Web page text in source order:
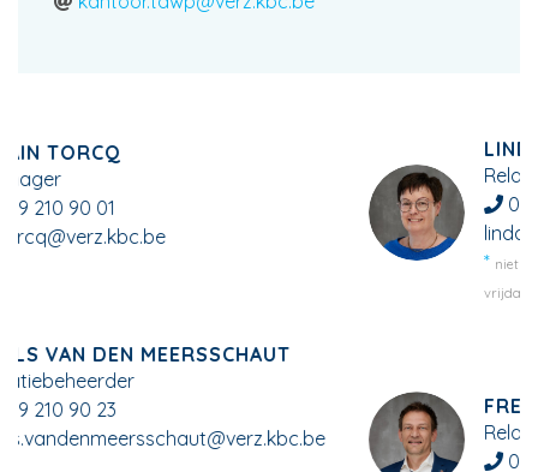
linda.de.cock@verz.kbc.be
niet aanwezig op dinsdag, woensdag en
FREDERIC YVERGNEAUX
Relatiebeheerder